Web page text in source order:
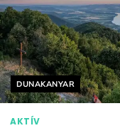
Helyszín címkék:
DUNAKANYAR
AKTÍV